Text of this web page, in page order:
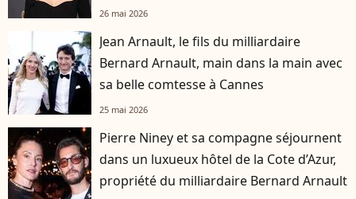
26 mai 2026
Jean Arnault, le fils du milliardaire
Bernard Arnault, main dans la main avec
sa belle comtesse à Cannes
25 mai 2026
Pierre Niney et sa compagne séjournent
dans un luxueux hôtel de la Cote d’Azur,
propriété du milliardaire Bernard Arnault